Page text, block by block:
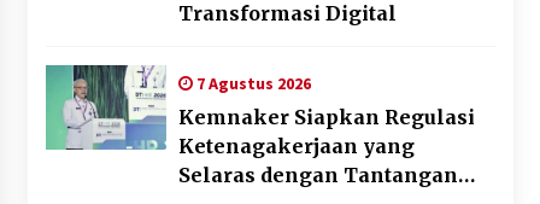
Transformasi Digital
7 Agustus 2026
Kemnaker Siapkan Regulasi
Ketenagakerjaan yang
Selaras dengan Tantangan